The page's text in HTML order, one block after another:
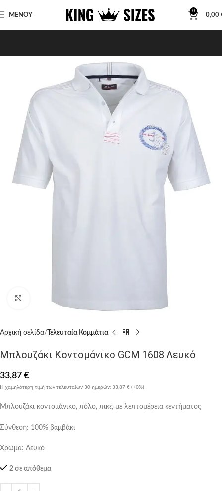
ΜΕΝΟΥ
0
0,00
Αρχική σελίδα Τελευταία Κομμάτια
Μπλουζάκι Κοντομάνικο GCM 1608 Λευκό
33,87 €
Η χαμηλότερη τιμή των τελευταίων 30 ημερών: 33,87 € (+0%)
Μπλουζάκι κοντομάνικο, πόλο, πικέ, με λεπτομέρεια κεντήματος
Σύνθεση: 100% βαμβάκι
Χρώμα: Λευκό
2 σε απόθεμα